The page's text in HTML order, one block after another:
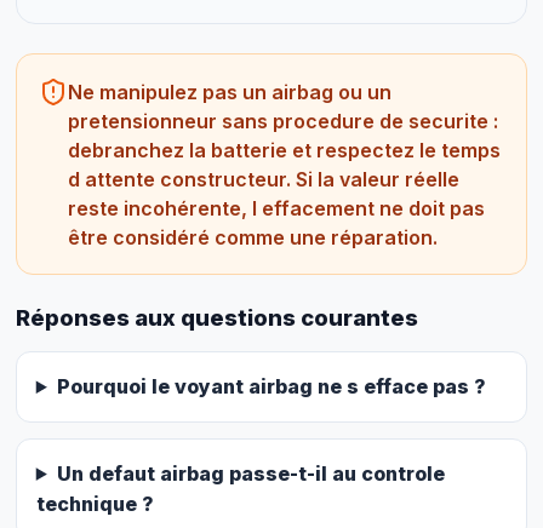
Ne manipulez pas un airbag ou un
pretensionneur sans procedure de securite :
debranchez la batterie et respectez le temps
d attente constructeur. Si la valeur réelle
reste incohérente, l effacement ne doit pas
être considéré comme une réparation.
Réponses aux questions courantes
Pourquoi le voyant airbag ne s efface pas ?
Un defaut airbag passe-t-il au controle
technique ?